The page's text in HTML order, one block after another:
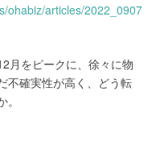
ohabiz/articles/2022_0907
月をピークに、徐々に物
不確実性が高く、どう転